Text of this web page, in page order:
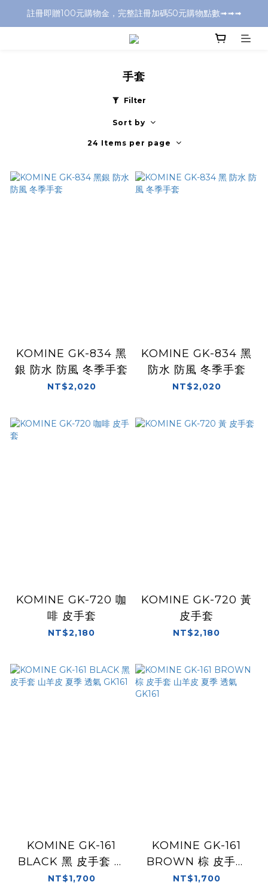
全店消費滿千元，超商取付免運費
註冊即贈100元購物金，完整註冊加碼50元購物點數➟➟➟
全店消費滿千元，超商取付免運費
手套
Filter
Sort by
24 Items per page
KOMINE GK-834 黑
銀 防水 防風 冬季手套
NT$2,020
KOMINE GK-834 黑
防水 防風 冬季手套
NT$2,020
KOMINE GK-720 咖
啡 皮手套
NT$2,180
KOMINE GK-720 黃
皮手套
NT$2,180
KOMINE GK-161
BLACK 黑 皮手套 山
羊皮 夏季 透氣 GK161
NT$1,700
KOMINE GK-161
BROWN 棕 皮手套
山羊皮 夏季 透氣
NT$1,700